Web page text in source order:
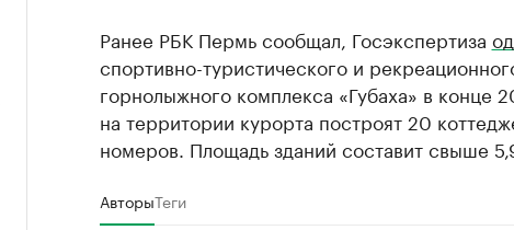
Ранее РБК Пермь сообщал, Госэкспертиза
спортивно-туристического и
горнолыжного комплекса «Губаха» в конце
на территории курорта построят 20
номеров. Площадь зданий составит свыше
АвторыТеги